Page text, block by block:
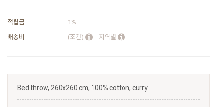
적립금
1%
배송비
(조건) 지역별
Bed throw, 260x260 cm, 100% cotton, curry